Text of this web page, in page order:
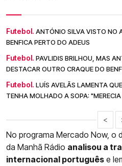
Futebol. ANTÓNIO SILVA VISTO NO
BENFICA PERTO DO ADEUS
Futebol. PAVLIDIS BRILHOU, MAS
DESTACAR OUTRO CRAQUE DO
Futebol. LUÍS AVELÃS LAMENTA
TENHA MOLHADO A SOPA:
<
No programa Mercado Now, o
da Manhã Rádio analisou a
internacional português e